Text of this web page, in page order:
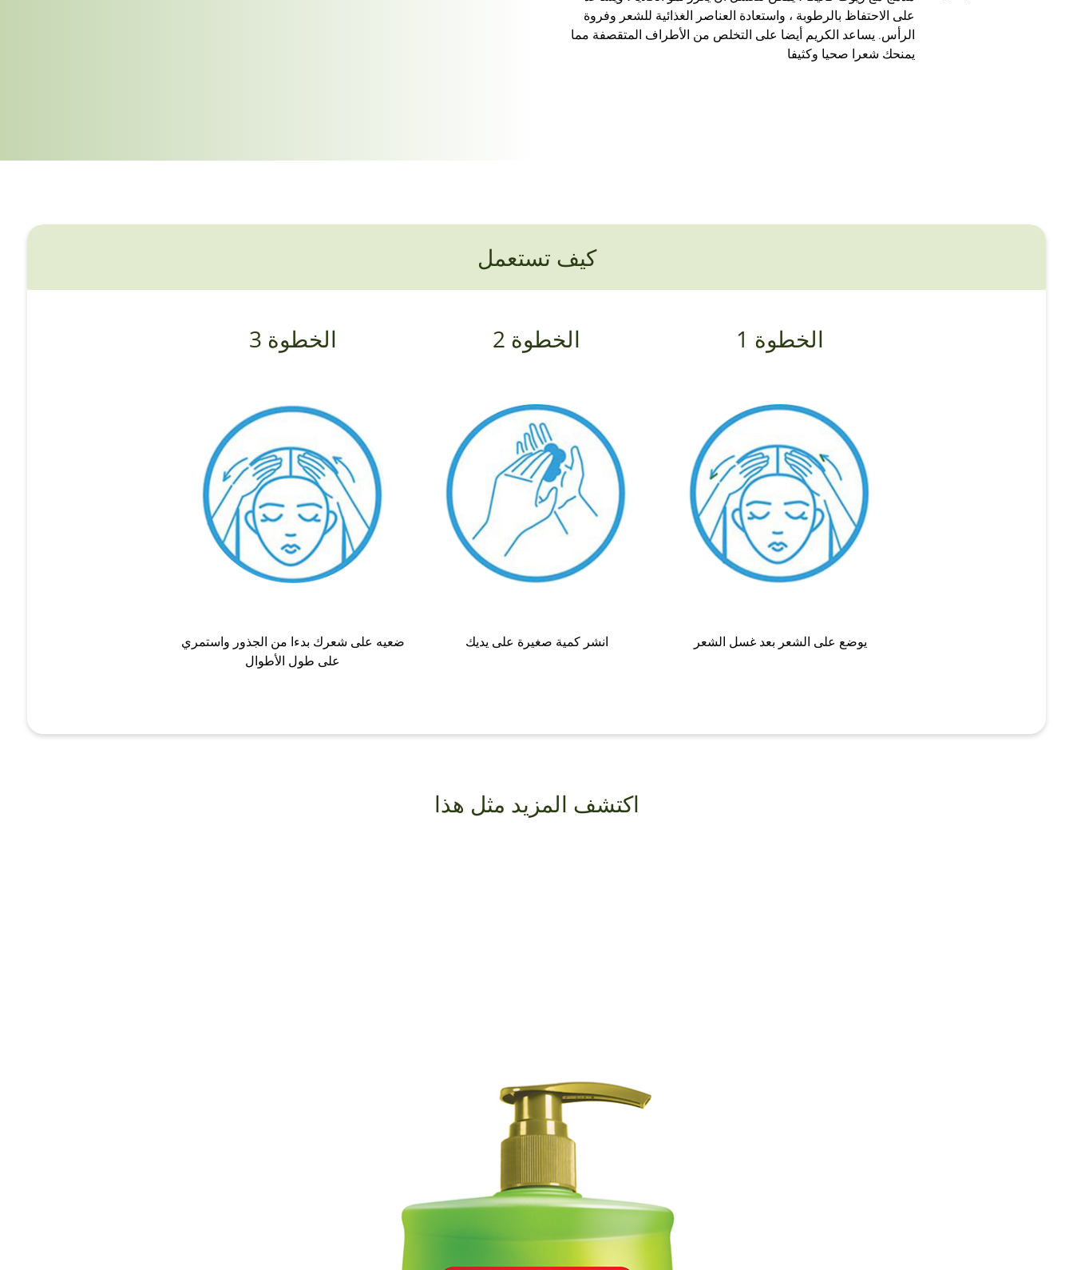
على الاحتفاظ بالرطوبة ، واستعادة العناصر الغذائية للشعر وفروة
الرأس. يساعد الكريم أيضا على التخلص من الأطراف المتقصفة مما
يمنحك شعرا صحيا وكثيفا
كيف تستعمل
الخطوة 1
يوضع على الشعر بعد غسل الشعر
الخطوة 2
انشر كمية صغيرة على يديك
الخطوة 3
ضعيه على شعرك بدءا من الجذور واستمري
على طول الأطوال
اكتشف المزيد مثل هذا